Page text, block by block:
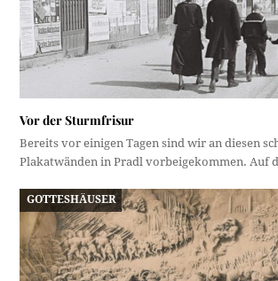
Vor der Sturmfrisur
Bereits vor einigen Tagen sind wir an diesen
Plakatwänden in Pradl vorbeigekommen. Auf
GOTTESHÄUSER